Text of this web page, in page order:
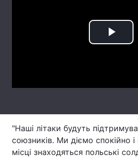
Статті
Послуги
Play
"Наші літаки будуть
союзників. Ми діємо спокійно
місці знаходяться польські